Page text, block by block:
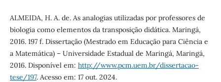
ALMEIDA, H. A. de. As analogias utilizadas por professores de
biologia como elementos da transposição didática. Maringá,
2016. 197 f. Dissertação (Mestrado em Educação para Ciência e
a Matemática) – Universidade Estadual de Maringá, Maringá,
2016. Disponível em: http://www.pcm.uem.br/dissertacao-
tese/197. Acesso em: 17 out. 2024.